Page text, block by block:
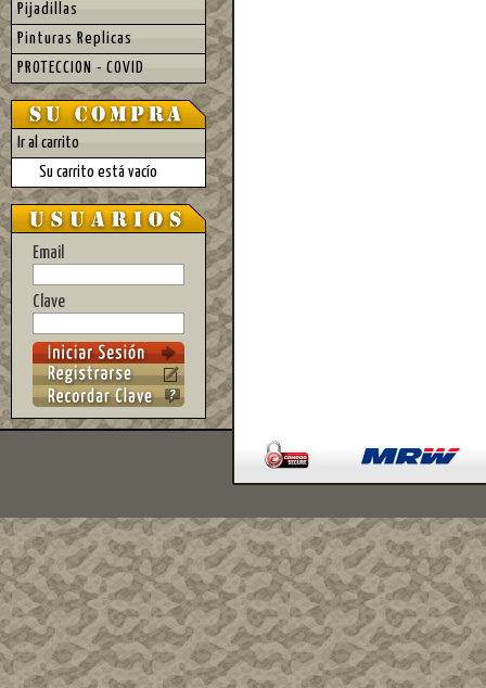
Pijadillas
Pinturas Replicas
PROTECCION - COVID
Ir al carrito
Su carrito está vacío
Email
Clave